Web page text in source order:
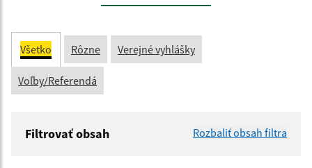
Všetko Rôzne Verejné vyhlášky
Voľby/Referendá
Filtrovať obsah Rozbaliť obsah filtra